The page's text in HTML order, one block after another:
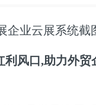
企业云展系统截
利风口,助力外贸